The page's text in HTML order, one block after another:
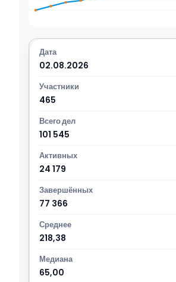
02.08.2026
465
101 545
24 179
77 366
218,38
65,00